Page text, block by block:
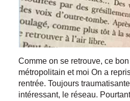
Comme on se retrouve, ce
métropolitain et moi On a
rentrée. Toujours
intéressant, le réseau.